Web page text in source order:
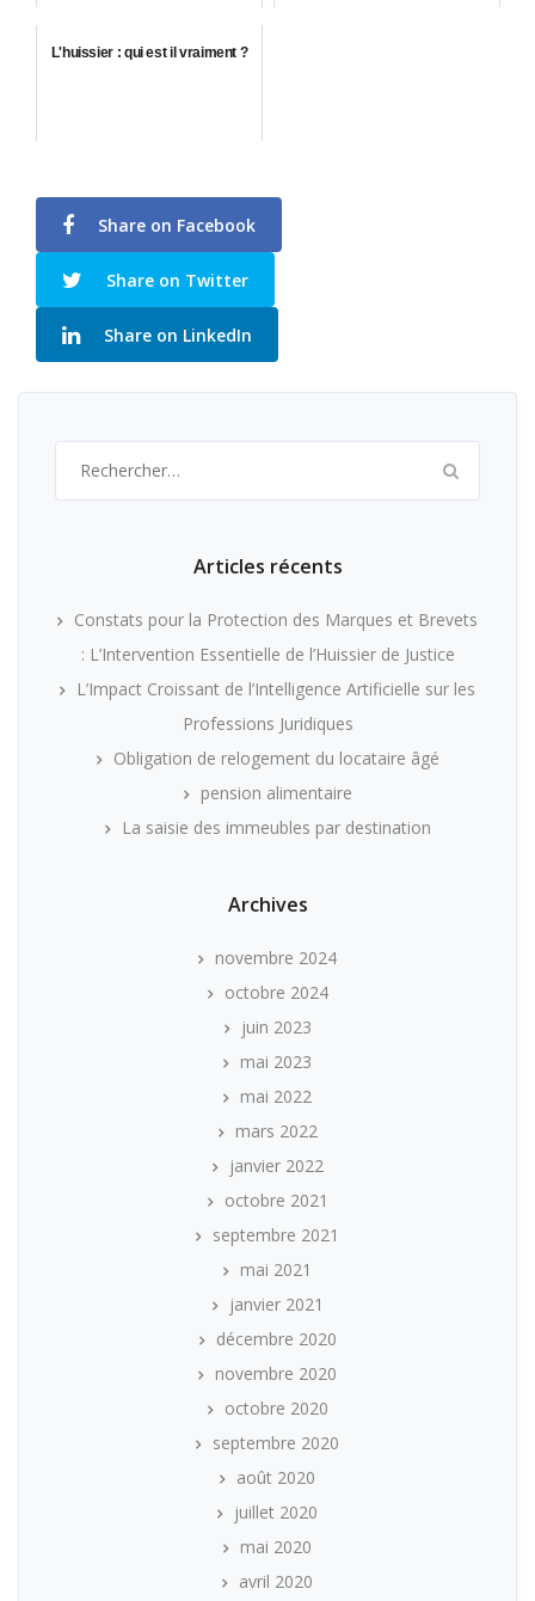
L'huissier : qui est il vraiment ?
Share on Facebook
Share on Twitter
Share on LinkedIn
Articles récents
Constats pour la Protection des Marques et Brevets
: L’Intervention Essentielle de l’Huissier de Justice
L’Impact Croissant de l’Intelligence Artificielle sur les
Professions Juridiques
Obligation de relogement du locataire âgé
pension alimentaire
La saisie des immeubles par destination
Archives
novembre 2024
octobre 2024
juin 2023
mai 2023
mai 2022
mars 2022
janvier 2022
octobre 2021
septembre 2021
mai 2021
janvier 2021
décembre 2020
novembre 2020
octobre 2020
septembre 2020
août 2020
juillet 2020
mai 2020
avril 2020